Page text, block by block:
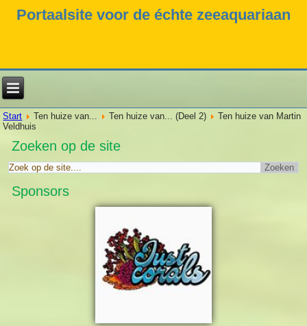
Portaalsite voor de échte zeeaquariaan
Start Ten huize van... Ten huize van... (Deel 2)
Ten huize van Martin
Veldhuis
Zoeken op de site
Sponsors